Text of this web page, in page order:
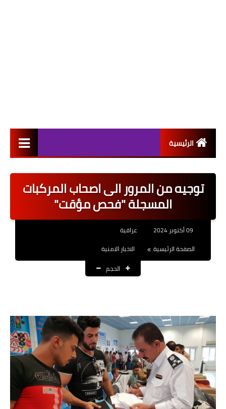
الرئيسية
اخبار القطاع العام
اخبار القطاع الخاص
العقود والاجور اليومية
القروض والسلف
المنح المالية
قطع الاراضي
اخبار العراق
توجيه من المرور الى اصحاب المركبات
المسجلة "فحص مؤقت"
عراقية
الصفحة الرئيسية
الاخبار الامنية
الحجم